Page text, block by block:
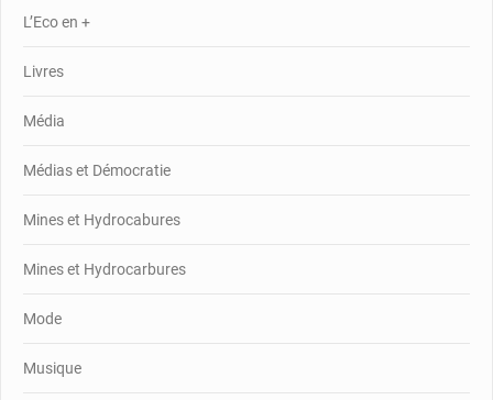
L’Eco en +
Livres
Média
Médias et Démocratie
Mines et Hydrocabures
Mines et Hydrocarbures
Mode
Musique